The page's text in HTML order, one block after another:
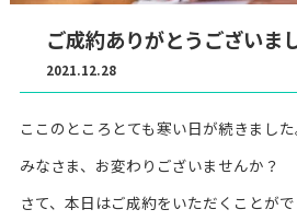
ご成約ありがとうございま
2021.12.28
ここのところとても寒い日が続きました
みなさま、お変わりございませんか？
さて、本日はご成約をいただくことが